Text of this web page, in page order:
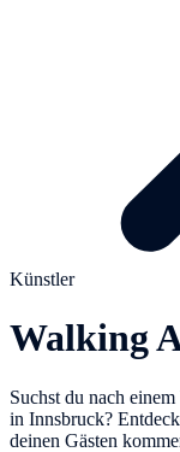
Künstler
Walking
Suchst du nach
in Innsbruck?
deinen Gästen